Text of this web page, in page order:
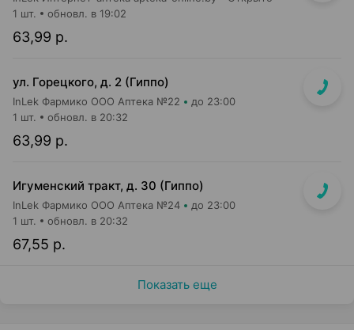
63,99 р.
1 шт. обновл. в 19:02
ул. Горецкого, д. 2 (Гиппо)
InLek Фармико ООО Аптека №22 до 23:00
63,99 р.
1 шт. обновл. в 20:32
Игуменский тракт, д. 30 (Гиппо)
InLek Фармико ООО Аптека №24 до 23:00
67,55 р.
1 шт. обновл. в 20:32
Показать еще